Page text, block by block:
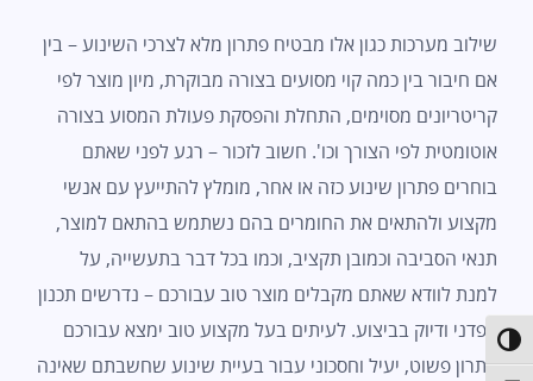
הפעל/כבה ניגודיות גבוהה
שילוב מערכות כגון אלו מבטיח פתרון מלא לצרכי השינוע – בין
אם חיבור בין כמה קוי מסועים בצורה מבוקרת, מיון מוצר לפי
קריטריונים מסוימים, התחלת והפסקת פעולת המסוע בצורה
אוטומטית לפי הצורך וכו'. חשוב לזכור – רגע לפני שאתם
בוחרים פתרון שינוע כזה או אחר, מומלץ להתייעץ עם אנשי
מקצוע ולהתאים את החומרים בהם נשתמש בהתאם למוצר,
תנאי הסביבה וכמובן תקציב, וכמו בכל דבר בתעשייה, על
למנת לוודא שאתם מקבלים מוצר טוב עבורכם – נדרשים תכנון
קפדני ודיוק בביצוע. לעיתים בעל מקצוע טוב ימצא עבורכם
פתרון פשוט, יעיל וחסכוני עבור בעיית שינוע שחשבתם שאינה